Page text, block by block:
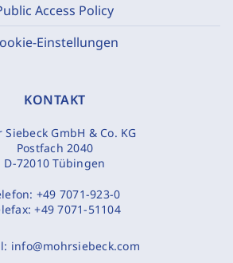
Access Policy
Einstellungen
KONTAKT
Siebeck GmbH & Co. KG
Postfach 2040
D-72010 Tübingen
+49 7071-923-0
+49 7071-51104
info@mohrsiebeck.com